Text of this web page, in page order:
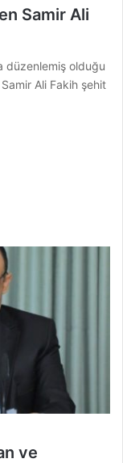
Samir Ali
düzenlemiş olduğu
Ali Fakih şehit
ve